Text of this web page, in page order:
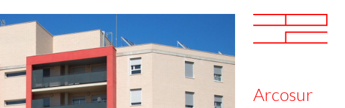
Arcosur